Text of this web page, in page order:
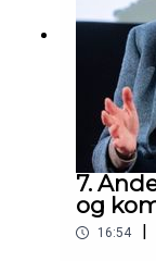
7.
og
16:54 |